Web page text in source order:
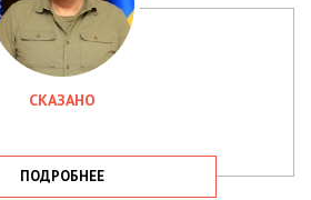
СКАЗАНО
ПОДРОБНЕЕ